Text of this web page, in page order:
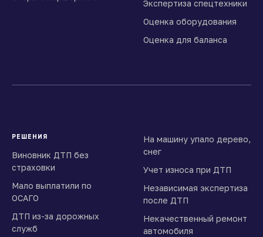
Экспертиза спецтехники
Оценка оборудования
Оценка для баланса
РЕШЕНИЯ
Виновник ДТП без
страховки
Мало выплатили по
ОСАГО
ДТП из-за дорожных
служб
На машину упало дерево,
снег
Учет износа при ДТП
Независимая экспертиза
после ДТП
Некачественный ремонт
автомобиля